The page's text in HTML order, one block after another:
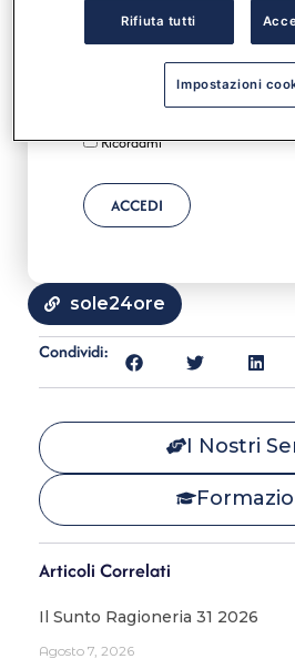
Password
Ricordami
ACCEDI
sole24ore
Condividi:
I Nostri
Articoli Correlati
Il Sunto Ragioneria 31 2026
Agosto 7, 2026
Rifiuta tutti
Impostazioni